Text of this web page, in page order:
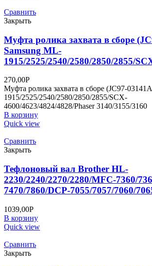
Сравнить
Закрыть
Муфта ролика захвата в сборе
Samsung ML-
1915/2525/2540/2580/2850/2855/
270,00Р
Муфта ролика захвата в сборе (JC97-
1915/2525/2540/2580/2850/2855/SCX-
4600/4623/4824/4828/Phaser 3140/3155/3160
В корзину
Quick view
Сравнить
Закрыть
Тефлоновый вал Brother HL-
2230/2240/2270/2280/MFC-7360/
7470/7860/DCP-7055/7057/7060/
1039,00Р
В корзину
Quick view
Сравнить
Закрыть